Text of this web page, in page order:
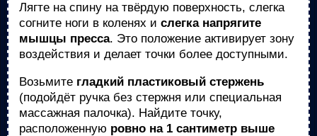
Лягте на спину на твёрдую поверхность, слегка
согните ноги в коленях и слегка напрягите
мышцы пресса. Это положение активирует зону
воздействия и делает точки более доступными.
Возьмите гладкий пластиковый стержень
(подойдёт ручка без стержня или специальная
массажная палочка). Найдите точку,
расположенную ровно на 1 сантиметр выше